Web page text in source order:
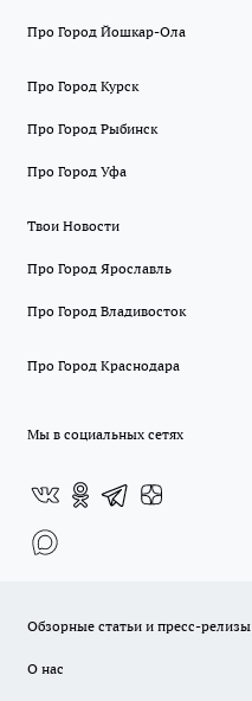
Про Город Йошкар-Ола
Про Город Курск
Про Город Рыбинск
Про Город Уфа
Твои Новости
Про Город Ярославль
Про Город Владивосток
Про Город Краснодара
Мы в социальных сетях
Обзорные статьи и пресс-релизы
О нас